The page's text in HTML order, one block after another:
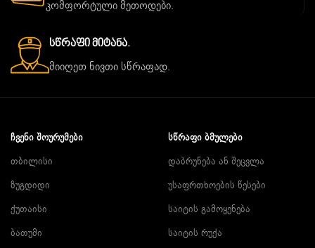
კომფორტული მეთოდები.
Სწრაფი Მიტანა.
მიიღეთ ნივთი სწრაფად.
ᲩᲕᲔᲜᲘ ᲨᲝᲣᲠᲣᲛᲔᲑᲘ
თბილისი
ზუგდიდი
ქუთაისი
ბათუმი
ᲡᲬᲠᲐᲤᲘ ᲑᲛᲣᲚᲔᲑᲘ
დაბრუნება ან შეცვლა
უსაფრთხოების წესები
საიტის გამოყენება
საიტის რუქა